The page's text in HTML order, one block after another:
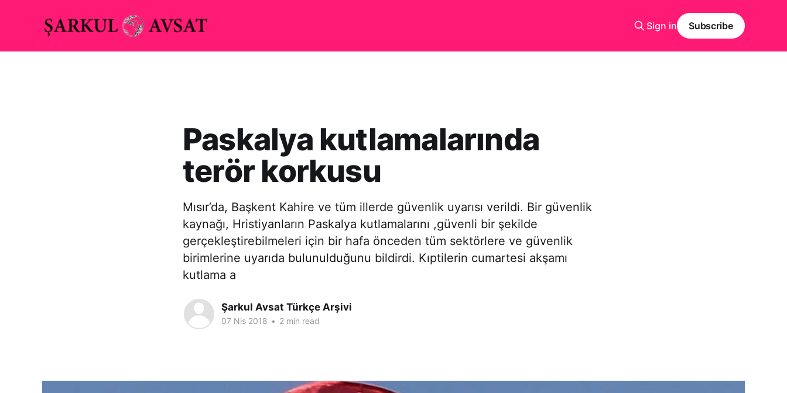
Sign in Subscribe
Paskalya kutlamalarında
terör korkusu
Mısır’da, Başkent Kahire ve tüm illerde güvenlik uyarısı verildi. Bir güvenlik
kaynağı, Hristiyanların Paskalya kutlamalarını ,güvenli bir şekilde
gerçekleştirebilmeleri için bir hafa önceden tüm sektörlere ve güvenlik
birimlerine uyarıda bulunulduğunu bildirdi. Kıptilerin cumartesi akşamı
kutlama a
Şarkul Avsat Türkçe Arşivi
07 Nis 2018 • 2 min read